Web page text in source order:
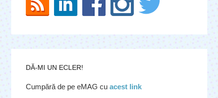
DĂ-MI UN ECLER!
Cumpără de pe eMAG cu acest link